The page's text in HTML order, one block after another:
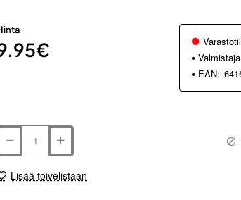
EAN:
Lisää toivelistaan